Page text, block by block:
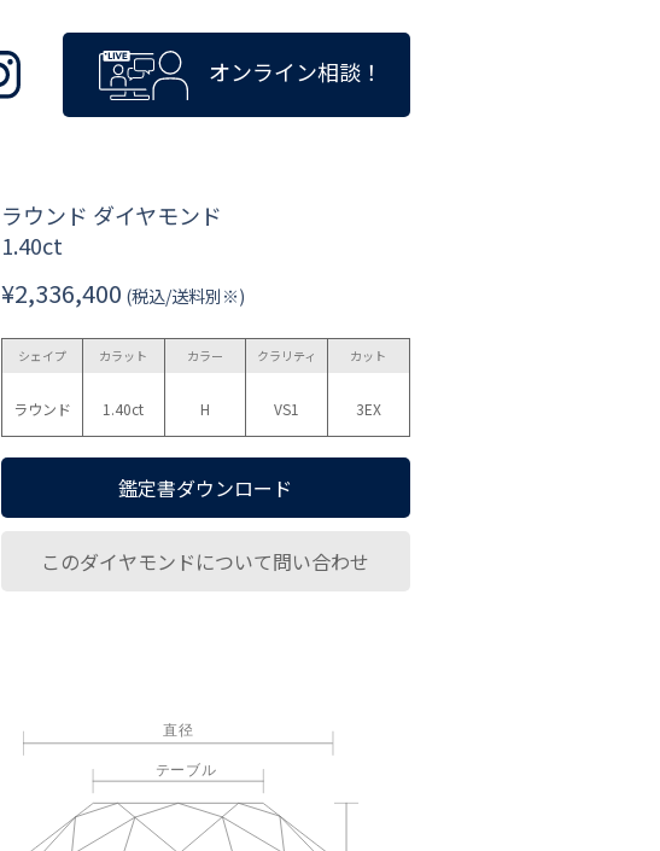
オンライン相談！
ラウンド ダイヤモンド
1.40ct
¥2,336,400 (税込/送料別※)
シェイプ
ラウンド
カラット
1.40ct
カラー
H
クラリティ
VS1
カット
3EX
鑑定書ダウンロード
このダイヤモンドについて問い合わせ